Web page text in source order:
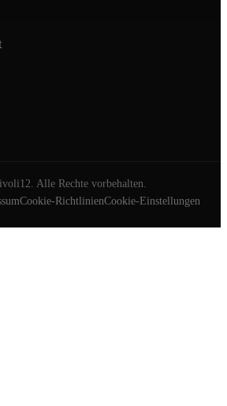
Alle Rechte vorbehalten.
Cookie-RichtlinienCookie-Einstellungen